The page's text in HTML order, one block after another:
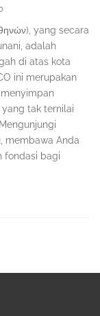
yang secara
adalah
di atas kota
ini merupakan
tak ternilai
membawa Anda
fondasi bagi